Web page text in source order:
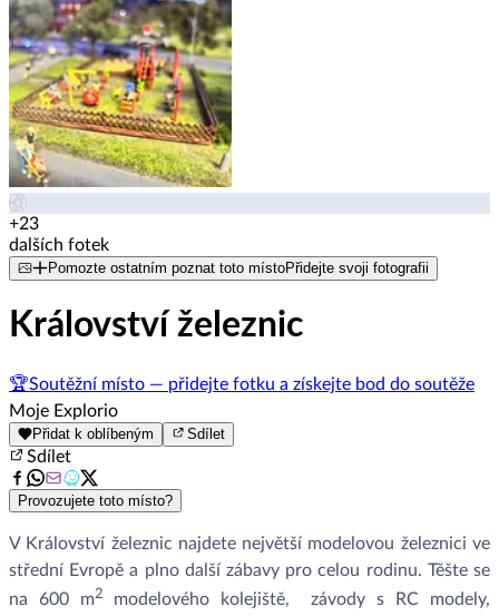
+23
dalších fotek
Pomozte ostatním poznat toto místoPřidejte svoji fotografii
Království železnic
🏆Soutěžní místo — přidejte fotku a získejte bod do soutěže
Moje Explorio
Přidat k oblíbeným Sdílet
Sdílet
Provozujete toto místo?
V Království železnic najdete největší modelovou železnici ve
střední Evropě a plno další zábavy pro celou rodinu. Těšte se
na 600 m2 modelového kolejiště, závody s RC modely,